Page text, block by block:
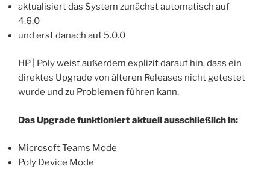
aktualisiert das System zunächst automatisch auf
4.6.0
und erst danach auf 5.0.0
HP | Poly weist außerdem explizit darauf hin, dass ein
direktes Upgrade von älteren Releases nicht getestet
wurde und zu Problemen führen kann.
Das Upgrade funktioniert aktuell ausschließlich in:
Microsoft Teams Mode
Poly Device Mode